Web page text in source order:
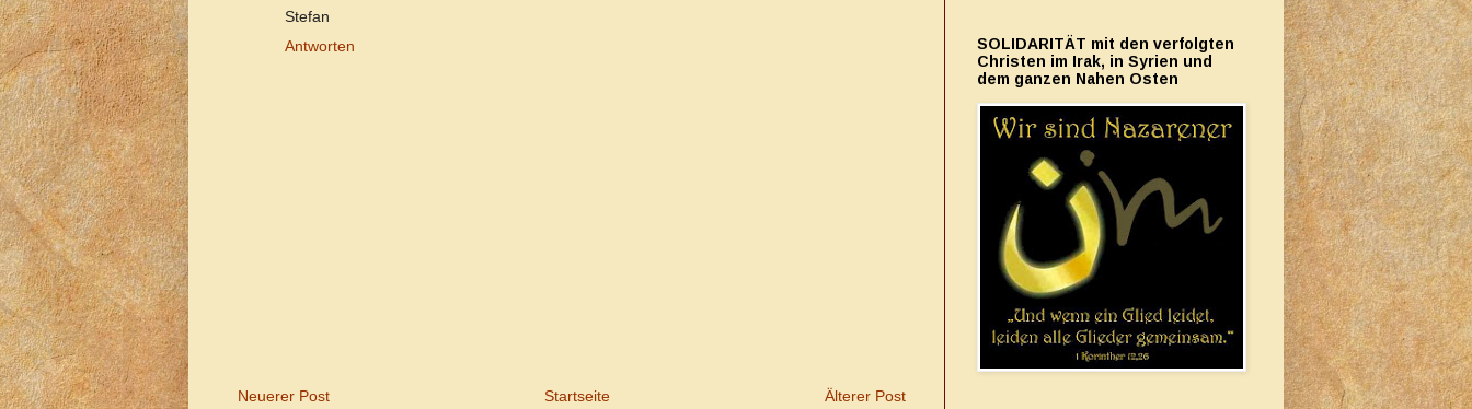
Stefan
Antworten
Neuerer Post Älterer Post
Startseite
SOLIDARITÄT mit den verfolgten
Christen im Irak, in Syrien und
dem ganzen Nahen Osten